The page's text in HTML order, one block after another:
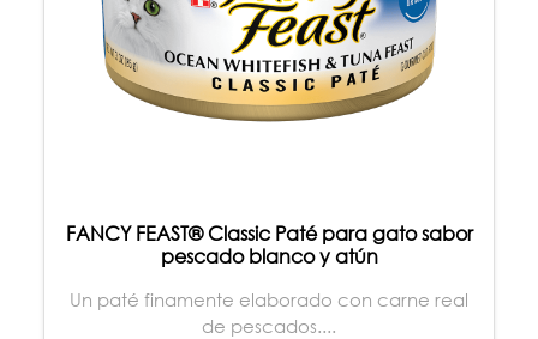
FANCY FEAST® Classic Paté para gato sabor
pescado blanco y atún
Un paté finamente elaborado con carne real
de pescados....